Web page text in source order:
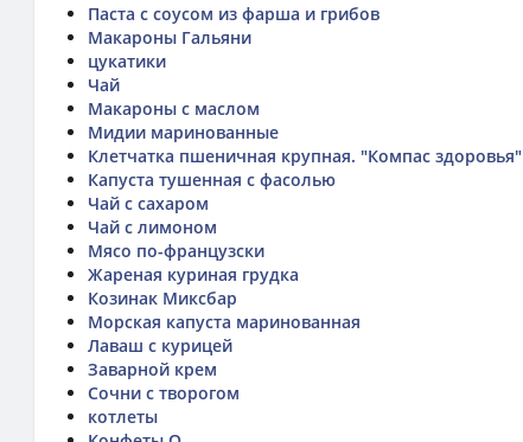
Паста с соусом из фарша и грибов
Макароны Гальяни
цукатики
Чай
Макароны с маслом
Мидии маринованные
Клетчатка пшеничная крупная. "Компас здоровья"
Капуста тушенная с фасолью
Чай с сахаром
Чай с лимоном
Мясо по-французски
Жареная куриная грудка
Козинак Миксбар
Морская капуста маринованная
Лаваш с курицей
Заварной крем
Сочни с творогом
котлеты